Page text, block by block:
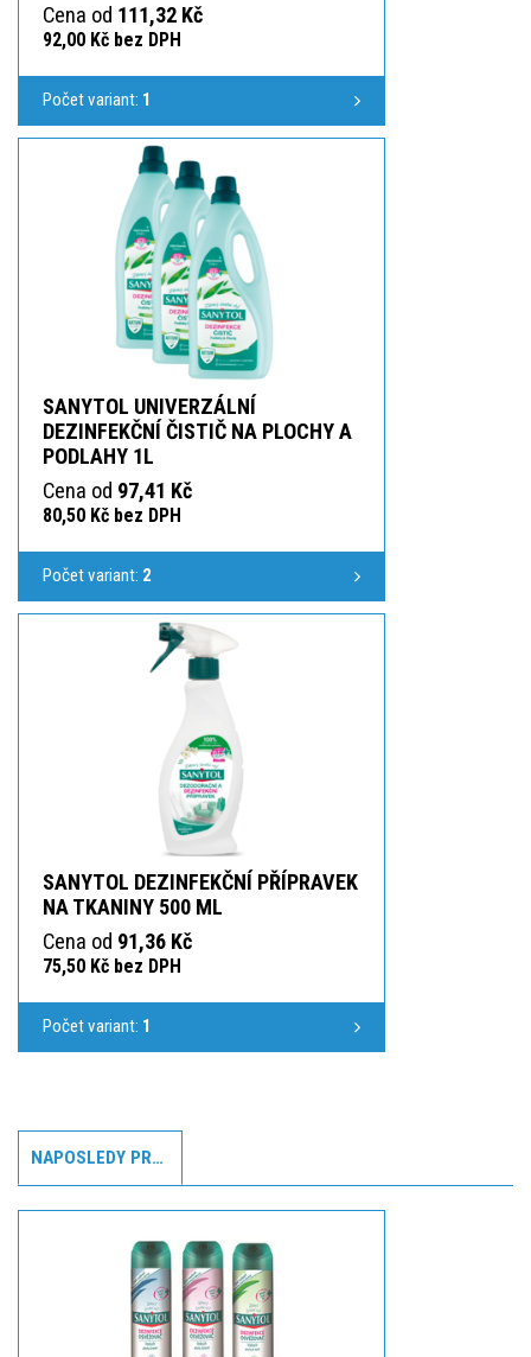
Cena od 111,32 Kč
92,00 Kč bez DPH
Počet variant: 1
SANYTOL UNIVERZÁLNÍ
DEZINFEKČNÍ ČISTIČ NA PLOCHY A
PODLAHY 1L
Cena od 97,41 Kč
80,50 Kč bez DPH
Počet variant: 2
SANYTOL DEZINFEKČNÍ PŘÍPRAVEK
NA TKANINY 500 ML
Cena od 91,36 Kč
75,50 Kč bez DPH
Počet variant: 1
NAPOSLEDY PROHLÍŽENÉ